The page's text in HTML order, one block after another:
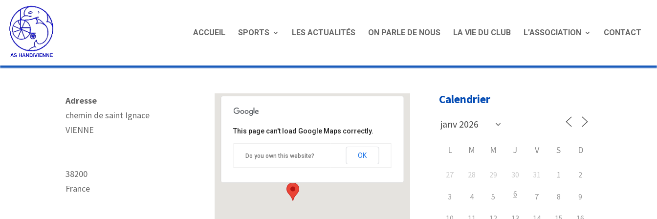
ACCUEIL SPORTS LES ACTUALITÉS ON PARLE DE NOUS LA VIE DU CLUB L’ASSOCIATION CONTACT
Les charmilles
chemin de saint Ignace - VIENNE
This page can't load Google Maps correctly.
Do you own this website? OK
Adresse
chemin de saint Ignace
VIENNE
38200
France
Calendrier
L M M J V S D
27 28 29 30 31 1 2
3 4 5 6 7 8 9